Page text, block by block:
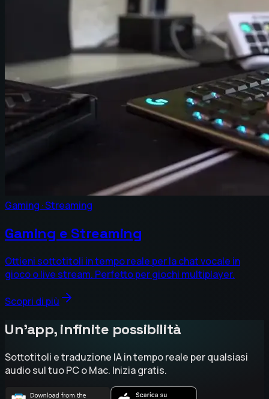
Gaming · Streaming
Gaming e Streaming
Ottieni sottotitoli in tempo reale per la chat vocale in
gioco o live stream. Perfetto per giochi multiplayer.
Scopri di più
Un'app, infinite possibilità
Sottotitoli e traduzione IA in tempo reale per qualsiasi
audio sul tuo PC o Mac. Inizia gratis.